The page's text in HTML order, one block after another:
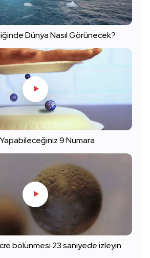
Dünya Nasıl Görünecek?
9 Numara
bölünmesi 23 saniyede izleyin